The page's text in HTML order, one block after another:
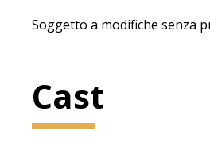
Soggetto a modifiche senza
Cast